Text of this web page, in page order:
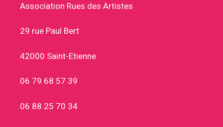
Association Rues des Artistes
29 rue Paul Bert
42000 Saint-Etienne
06 79 68 57 39
06 88 25 70 34